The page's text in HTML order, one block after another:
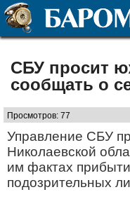
СБУ просит
сообщать о
Просмотров: 77
Управление СБУ
Николаевской
им фактах
подозрительных